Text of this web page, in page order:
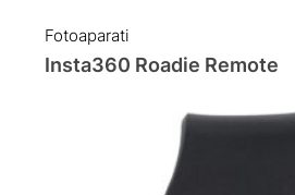
Fotoaparati
Insta360 Roadie Remote